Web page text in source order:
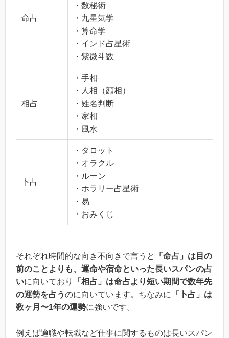
命占
・数秘術
・九星気学
・算命学
・インド占星術
・紫微斗数
相占
・手相
・人相（顔相）
・姓名判断
・家相
・風水
卜占
・タロット
・オラクル
・ルーン
・ホラリー占星術
・易
・おみくじ
それぞれ時間的な向き不向きで言うと
「命占」は目の
前のことよりも、運命や宿命といった長いスパンの占
いに向いており
「相占」は命占より短い期間で数年先
の運勢を占うのに向いています。ちなみに
「卜占」は
数ヶ月〜1年の運勢に強いです。
例えば適職や転職など仕事に関するものは長いスパン